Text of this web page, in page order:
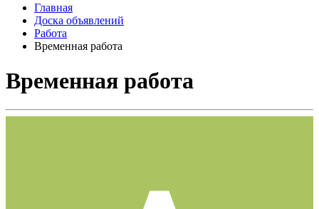
Главная
Доска объявлений
Работа
Временная работа
Временная работа